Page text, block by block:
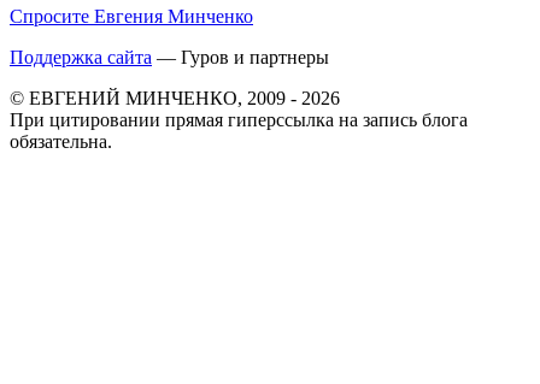
Спросите Евгения Минченко
Поддержка сайта — Гуров и партнеры
© ЕВГЕНИЙ МИНЧЕНКО, 2009 - 2026
При цитировании прямая гиперссылка на запись блога
обязательна.